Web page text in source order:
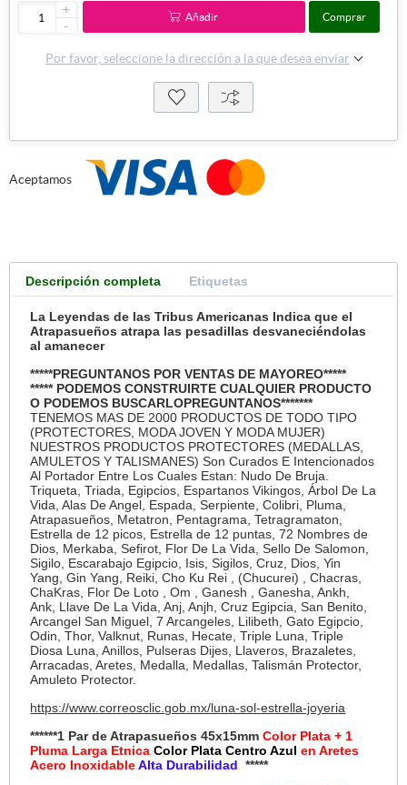
+
-
Añadir Comprar
Por favor, seleccione la dirección a la que desea enviar
Aceptamos
Descripción completa Etiquetas
La Leyendas de las Tribus Americanas Indica que el
Atrapasueños atrapa las pesadillas desvaneciéndolas
al amanecer
*****PREGUNTANOS POR VENTAS DE MAYOREO*****
***** PODEMOS CONSTRUIRTE CUALQUIER PRODUCTO
O PODEMOS BUSCARLOPREGUNTANOS*******
TENEMOS MAS DE 2000 PRODUCTOS DE TODO TIPO
(PROTECTORES, MODA JOVEN Y MODA MUJER)
NUESTROS PRODUCTOS PROTECTORES (MEDALLAS,
AMULETOS Y TALISMANES) Son Curados E Intencionados
Al Portador Entre Los Cuales Estan: Nudo De Bruja.
Triqueta, Triada, Egipcios, Espartanos Vikingos, Árbol De La
Vida, Alas De Angel, Espada, Serpiente, Colibri, Pluma,
Atrapasueños, Metatron, Pentagrama, Tetragramaton,
Estrella de 12 picos, Estrella de 12 puntas, 72 Nombres de
Dios, Merkaba, Sefirot, Flor De La Vida, Sello De Salomon,
Sigilo, Escarabajo Egipcio, Isis, Sigilos, Cruz, Dios, Yin
Yang, Gin Yang, Reiki, Cho Ku Rei , (Chucurei) , Chacras,
ChaKras, Flor De Loto , Om , Ganesh , Ganesha, Ankh,
Ank, Llave De La Vida, Anj, Anjh, Cruz Egipcia, San Benito,
Arcangel San Miguel, 7 Arcangeles, Lilibeth, Gato Egipcio,
Odin, Thor, Valknut, Runas, Hecate, Triple Luna, Triple
Diosa Luna, Anillos, Pulseras Dijes, Llaveros, Brazaletes,
Arracadas, Aretes, Medalla, Medallas, Talismán Protector,
Amuleto Protector.
https://www.correosclic.gob.mx/luna-sol-estrella-joyeria
******1 Par de Atrapasueños 45x15mmColor Plata + 1
Pluma Larga Etnica Color Plata Centro Azulen Aretes
Acero InoxidableAlta Durabilidad *****